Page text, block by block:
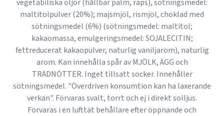
vegetabiliska oljor (hållbar palm, raps), sötningsmedel:
maltitolpulver (20%); majsmjöl, rismjöl, choklad med
sötningsmedel (6%) (sötningsmedel: maltitol;
kakaomassa, emulgeringsmedel: SOJALECITIN;
fettreducerat kakaopulver, naturlig vaniljarom), naturlig
arom. Kan innehålla spår av MJÖLK, ÄGG och
TRÄDNÖTTER. Inget tillsatt socker. Innehåller
sötningsmedel. "Överdriven konsumtion kan ha laxerande
verkan". Förvaras svalt, torrt och ej i direkt solljus.
Förvaras i en lufttät behållare efter öppnande och